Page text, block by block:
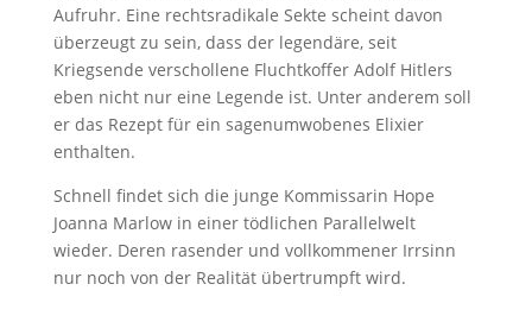
Aufruhr. Eine rechtsradikale Sekte scheint davon
überzeugt zu sein, dass der legendäre, seit
Kriegsende verschollene Fluchtkoffer Adolf Hitlers
eben nicht nur eine Legende ist. Unter anderem soll
er das Rezept für ein sagenumwobenes Elixier
enthalten.
Schnell findet sich die junge Kommissarin Hope
Joanna Marlow in einer tödlichen Parallelwelt
wieder. Deren rasender und vollkommener Irrsinn
nur noch von der Realität übertrumpft wird.